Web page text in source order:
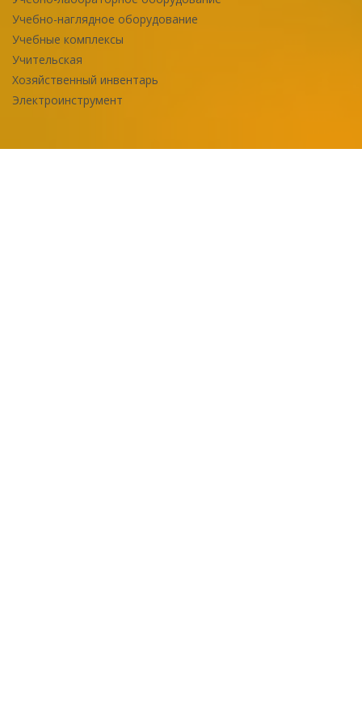
Учебно-наглядное оборудование
Учебные комплексы
Учительская
Хозяйственный инвентарь
Электроинструмент